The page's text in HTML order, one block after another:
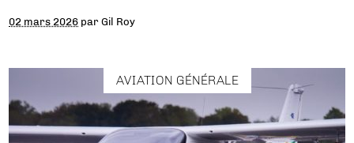
02 mars 2026 parGil Roy
AVIATION GÉNÉRALE